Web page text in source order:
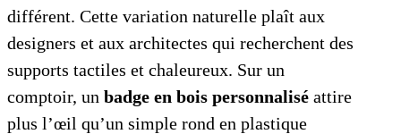
différent. Cette variation naturelle plaît aux
designers et aux architectes qui recherchent des
supports tactiles et chaleureux. Sur un
comptoir, un badge en bois personnalisé attire
plus l’œil qu’un simple rond en plastique